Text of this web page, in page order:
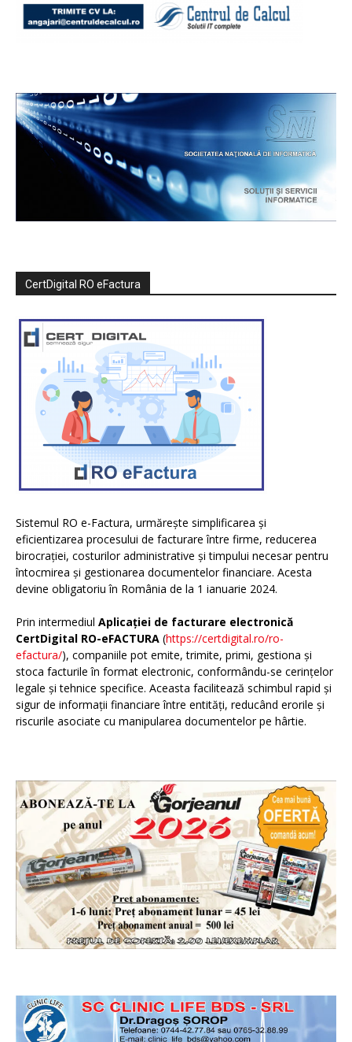
CertDigital RO eFactura
Sistemul RO e-Factura, urmărește simplificarea și
eficientizarea procesului de facturare între firme, reducerea
birocrației, costurilor administrative și timpului necesar pentru
întocmirea și gestionarea documentelor financiare. Acesta
devine obligatoriu în România de la 1 ianuarie 2024.
Prin intermediul Aplicației de facturare electronică
CertDigital RO-eFACTURA (https://certdigital.ro/ro-
efactura/), companiile pot emite, trimite, primi, gestiona și
stoca facturile în format electronic, conformându-se cerințelor
legale și tehnice specifice. Aceasta facilitează schimbul rapid și
sigur de informații financiare între entități, reducând erorile și
riscurile asociate cu manipularea documentelor pe hârtie.